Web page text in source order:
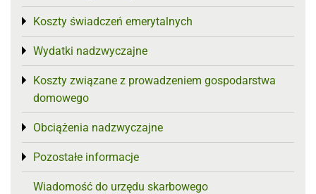
Koszty świadczeń emerytalnych
Toggle menu
Wydatki nadzwyczajne
Toggle menu
Koszty związane z prowadzeniem gospodarstwa
domowego
Toggle menu
Obciążenia nadzwyczajne
Toggle menu
Pozostałe informacje
Toggle menu
Wiadomość do urzędu skarbowego